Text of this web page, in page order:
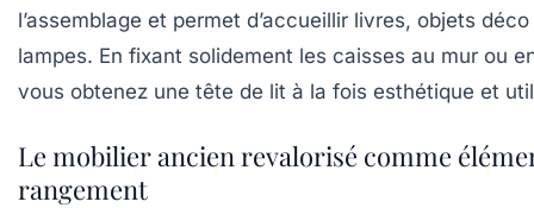
l’assemblage et permet d’accueillir livres, objets
lampes. En fixant solidement les caisses au mur ou
vous obtenez une tête de lit à la fois esthétique et
Le mobilier ancien revalorisé comme
rangement